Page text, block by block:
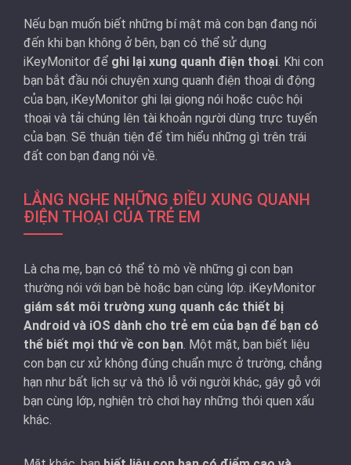
Nếu bạn muốn biết những bí mật mà con bạn đang nói
đến khi bạn không ở bên, bạn có thể sử dụng
iKeyMonitor để ghi lại xung quanh điện thoại. Khi con
bạn bắt đầu nói chuyện xung quanh điện thoại di động
của bạn, iKeyMonitor ghi lại giọng nói hoặc cuộc hội
thoại và tải chúng lên tài khoản người dùng trực tuyến
của bạn. Sẽ thuận tiện để tìm hiểu những gì trên trái
đất con bạn đang nói về.
LẮNG NGHE NHỮNG ĐIỀU XUNG QUANH
ĐIỆN THOẠI CỦA TRẺ EM
Là cha mẹ, bạn có thể tò mò về những gì con bạn
thường nói với bạn bè hoặc bạn cùng lớp. iKeyMonitor
giám sát môi trường xung quanh các thiết bị
Android và iOS dành cho trẻ em của bạn để bạn có
thể biết mọi thứ về con bạn. Một mặt, bạn biết liệu
con bạn cư xử không đúng chuẩn mực ở trường, chẳng
hạn như bất lịch sự và thô lỗ với người khác, gây gỗ với
bạn cùng lớp, nghiện trò chơi hay những thói quen xấu
khác.